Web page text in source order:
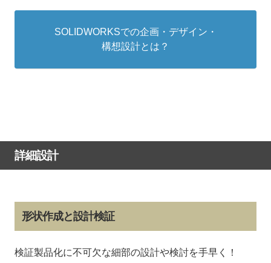
SOLIDWORKSでの企画・デザイン・
構想設計とは？
詳細設計
形状作成と設計検証
検証製品化に不可欠な細部の設計や検討を手早く！